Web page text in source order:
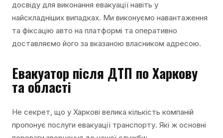
досвіду для виконання евакуації навіть у
найскладніших випадках. Ми виконуємо навантаження
та фіксацію авто на платформі та оперативно
доставляємо його за вказаною власником адресою.
Евакуатор після ДТП по Харкову
та області
Не секрет, що у Харкові велика кількість компаній
пропонує послуги евакуації транспорту. Які ж основні